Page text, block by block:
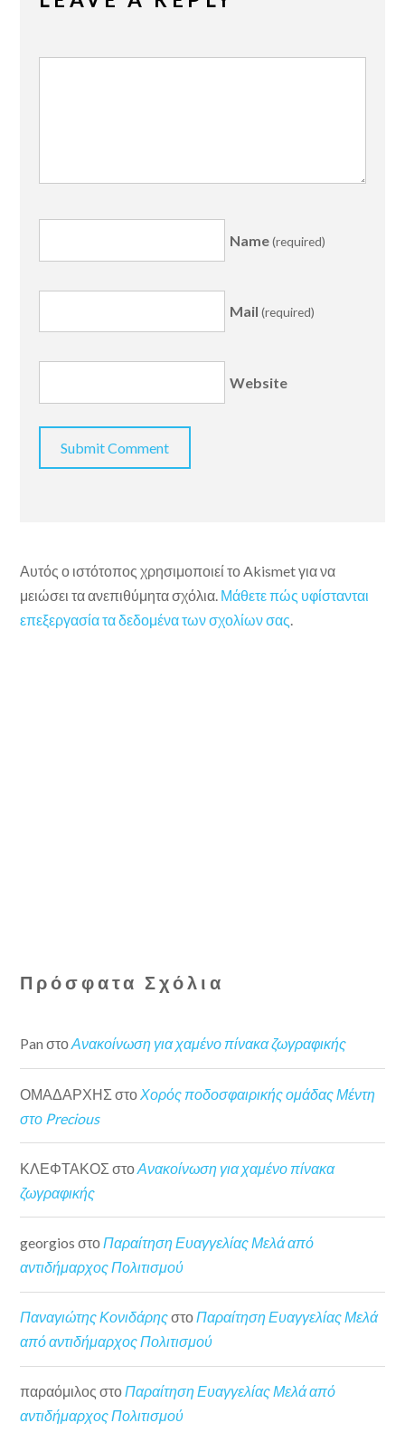
Name(required)
Mail (required)
Website
Αυτός ο ιστότοπος χρησιμοποιεί το Akismet για να
μειώσει τα ανεπιθύμητα σχόλια. Μάθετε πώς υφίστανται
επεξεργασία τα δεδομένα των σχολίων σας.
Πρόσφατα Σχόλια
Pan στοΑνακοίνωση για χαμένο πίνακα ζωγραφικής
ΟΜΑΔΑΡΧΗΣ στο Χορός ποδοσφαιρικής ομάδας Μέντη
στο Precious
ΚΛΕΦΤΑΚΟΣ στοΑνακοίνωση για χαμένο πίνακα
ζωγραφικής
georgios στοΠαραίτηση Ευαγγελίας Μελά από
αντιδήμαρχος Πολιτισμού
Παναγιώτης ΚονιδάρηςστοΠαραίτηση Ευαγγελίας Μελά
από αντιδήμαρχος Πολιτισμού
παραόμιλος στοΠαραίτηση Ευαγγελίας Μελά από
αντιδήμαρχος Πολιτισμού